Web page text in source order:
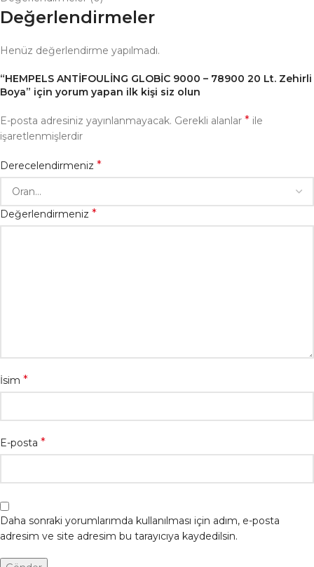
Değerlendirmeler
Henüz değerlendirme yapılmadı.
“HEMPELS ANTİFOULİNG GLOBİC 9000 – 78900 20 Lt. Zehirli
Boya” için yorum yapan ilk kişi siz olun
E-posta adresiniz yayınlanmayacak. Gerekli alanlar * ile
işaretlenmişlerdir
Derecelendirmeniz *
Değerlendirmeniz *
İsim *
E-posta *
Daha sonraki yorumlarımda kullanılması için adım, e-posta
adresim ve site adresim bu tarayıcıya kaydedilsin.